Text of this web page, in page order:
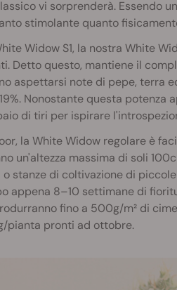
vi sorprenderà. Essendo
stimolante quanto
Widow S1, la nostra White
Detto questo, mantiene il
aspettarsi note di pepe, terra
Nonostante questa potenza
di tiri per ispirare
la White Widow regolare è
un'altezza massima di soli
stanze di coltivazione di
appena 8–10 settimane di
fino a 500g/m² di
pianta pronti ad ottobre.